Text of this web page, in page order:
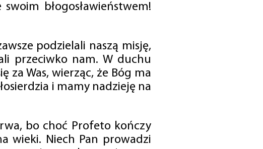
błogosławieństwem!
podzielali naszą misję,
przeciwko nam. W duchu
za Was, wierząc, że Bóg ma
i mamy nadzieję na
bo choć Profeto kończy
wieki. Niech Pan prowadzi